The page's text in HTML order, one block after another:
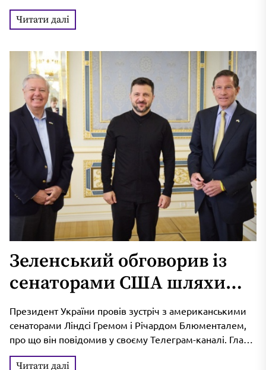
інфраструктури, а також інших об'єктів, в тому...
Читати далі
Зеленський обговорив із
сенаторами США шляхи
тиску на Росію
Президент України провів зустріч з американськими
сенаторами Ліндсі Гремом і Річардом Блюменталем,
про що він повідомив у своєму Телеграм-каналі. Глава
держави висловив подяку за їхній...
Читати далі